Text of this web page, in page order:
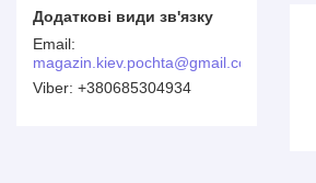
magazin.kiev.pochta@gmail.com
+380685304934